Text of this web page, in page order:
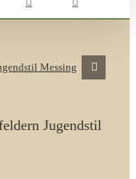
Jugendstil